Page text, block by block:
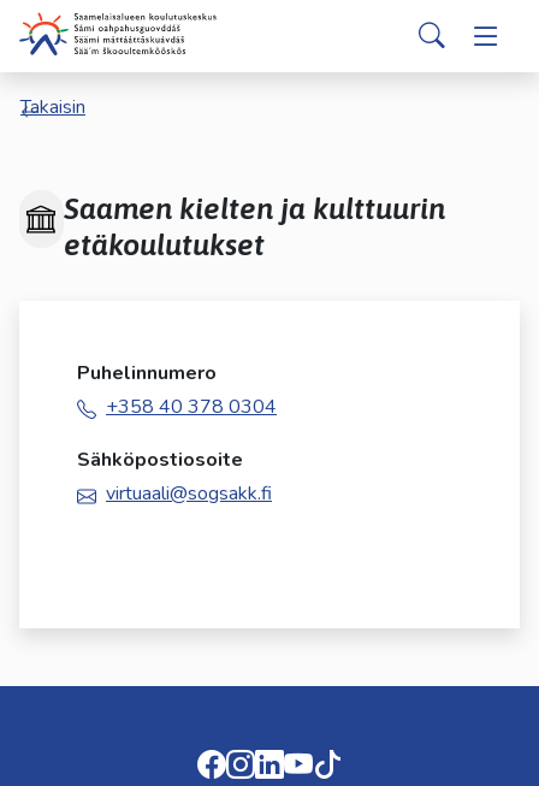
Siirry pääsisältöön
Search
Valitse
käytettävissä
ja
alasnuolilla.
painamalla
enteriä.
Kosketuslaitteiden
käyttäjät
Takaisin
Saamen kielten ja kulttuurin
etäkoulutukset
Puhelinnumero
+358 40 378 0304
Sähköpostiosoite
virtuaali@sogsakk.fi
Facebook
Instagram
LinkedIn
Youtube